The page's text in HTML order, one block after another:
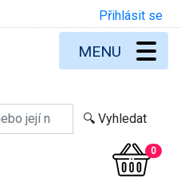
Přihlásit se
0
MENU